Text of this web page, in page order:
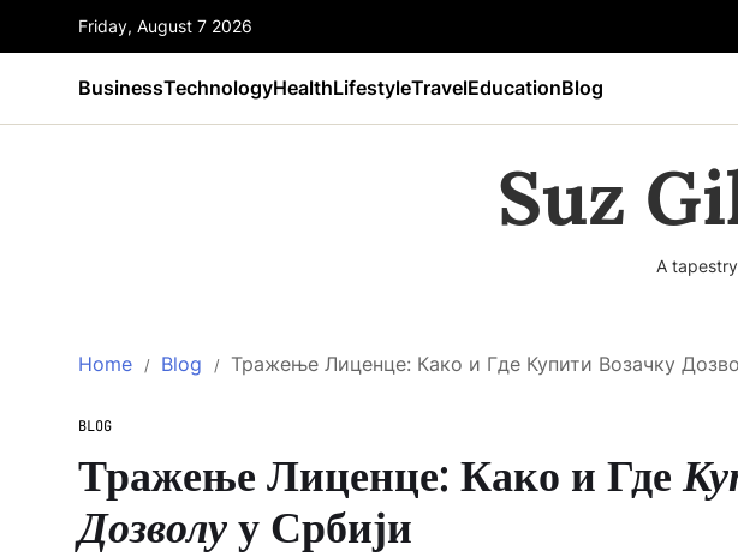
Friday, August 7 2026
BusinessTechnologyHealthLifestyleTravelEducationBlog
Suz
A
Home Blog Тражење Лиценце: Како и Где Купити Возачку
BLOG
Тражење Лиценце: Како и Где
Дозволуу Србији